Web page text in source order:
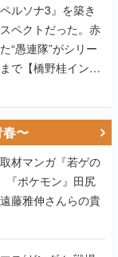
ルソナ3』を築き
ペクトだった。赤
“愚連隊”がシリー
で【橋野桂インタ
〜
材マンガ『若ゲの
『ポケモン』田尻
藤雅伸さんらの貴